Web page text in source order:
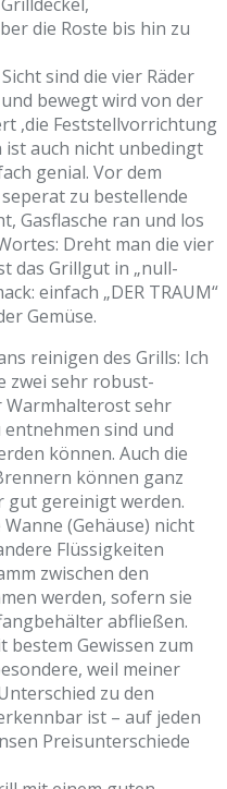
die Roste bis hin zu
sind die vier Räder
bewegt wird von der
,die Feststellvorrichtung
ist auch nicht unbedingt
genial. Vor dem
zu bestellende
Gasflasche ran und los
Dreht man die vier
das Grillgut in „null-
einfach „DER TRAUM“
Gemüse.
reinigen des Grills: Ich
zwei sehr robust-
Warmhalterost sehr
sind und
können. Auch die
können ganz
gut gereinigt werden.
(Gehäuse) nicht
Flüssigkeiten
zwischen den
werden, sofern sie
abfließen.
bestem Gewissen zum
weil meiner
zu den
ist – auf jeden
Preisunterschiede